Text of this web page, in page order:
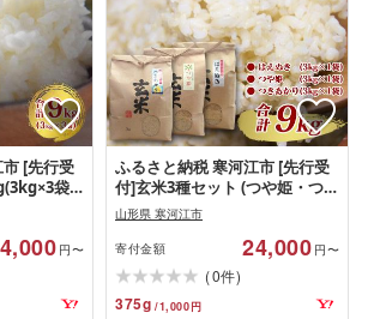
[先行受
袋)
円〜
ふるさと納税 寒河江市 [先行受
付]玄米3種セット (つや姫・つき
あかり・はえぬき 計9kg) 令和8
年産
山形県 寒河江市
寄付金額 24,000 円〜
(0件)
375g /1,000円